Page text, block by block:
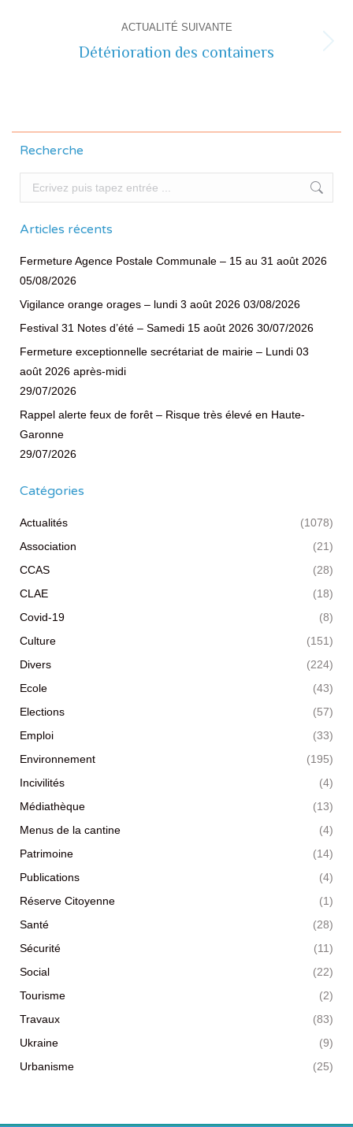
commentaireACTUALITÉ SUIVANTE
Actualité
Détérioration des containers
Recherche
Recherche
Articles récents
Fermeture Agence Postale Communale – 15 au 31 août 2026
05/08/2026
Vigilance orange orages – lundi 3 août 2026 03/08/2026
Festival 31 Notes d’été – Samedi 15 août 2026 30/07/2026
Fermeture exceptionnelle secrétariat de mairie – Lundi 03
août 2026 après-midi
29/07/2026
Rappel alerte feux de forêt – Risque très élevé en Haute-
Garonne
29/07/2026
Catégories
Actualités
(1078)
Association
(21)
CCAS
(28)
CLAE
(18)
Covid-19
(8)
Culture
(151)
Divers
(224)
Ecole
(43)
Elections
(57)
Emploi
(33)
Environnement
(195)
Incivilités
(4)
Médiathèque
(13)
Menus de la cantine
(4)
Patrimoine
(14)
Publications
(4)
Réserve Citoyenne
(1)
Santé
(28)
Sécurité
(11)
Social
(22)
Tourisme
(2)
Travaux
(83)
Ukraine
(9)
Urbanisme
(25)